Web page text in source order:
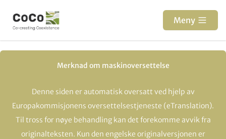
Meny
Merknad om maskinoversettelse
Denne siden er automatisk oversatt ved hjelp av
Europakommisjonens oversettelsestjeneste (eTranslation).
Til tross for nøye behandling kan det forekomme avvik fra
originalteksten. Kun den engelske originalversjonen er